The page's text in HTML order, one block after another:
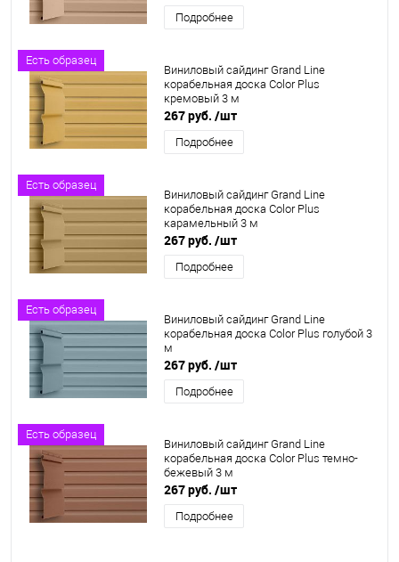
Подробнее
Есть образец
Виниловый сайдинг Grand Line
корабельная доска Color Plus
кремовый 3 м
267 руб. /шт
Подробнее
Есть образец
Виниловый сайдинг Grand Line
корабельная доска Color Plus
карамельный 3 м
267 руб. /шт
Подробнее
Есть образец
Виниловый сайдинг Grand Line
корабельная доска Color Plus голубой 3
м
267 руб. /шт
Подробнее
Есть образец
Виниловый сайдинг Grand Line
корабельная доска Color Plus темно-
бежевый 3 м
267 руб. /шт
Подробнее